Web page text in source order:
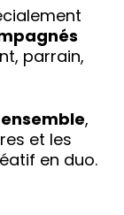
parrain,
,
et les
en duo.